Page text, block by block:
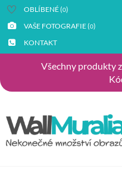
OBLÍBENÉ (0)
VAŠE FOTOGRAFIE (0)
KONTAKT
Všechny produkty